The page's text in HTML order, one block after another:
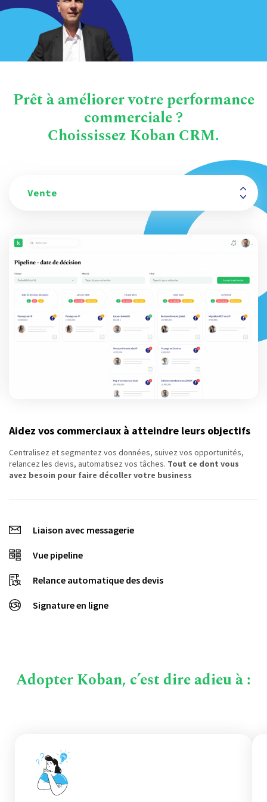
Prêt à améliorer votre performance
commerciale ?
Choississez Koban CRM.
Aidez vos commerciaux à atteindre leurs objectifs
Centralisez et segmentez vos données, suivez vos opportunités,
relancez les devis, automatisez vos tâches. Tout ce dont vous
avez besoin pour faire décoller votre business
Liaison avec messagerie
Vue pipeline
Relance automatique des devis
Signature en ligne
Adopter Koban, c’est dire adieu à :